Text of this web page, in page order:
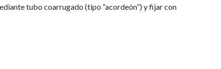
tubo coarrugado (tipo “acordeón”) y fijar con